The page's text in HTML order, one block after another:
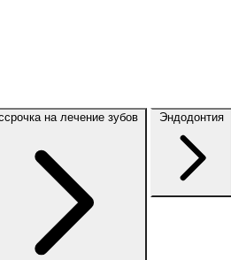
на лечение зубов Эндодонтия